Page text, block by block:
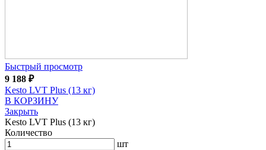
Быстрый просмотр
9 188 ₽
Kesto LVT Plus (13 кг)
В КОРЗИНУ
Закрыть
Kesto LVT Plus (13 кг)
Количество
шт